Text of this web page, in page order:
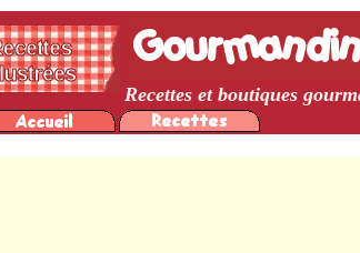
Recettes et boutiques